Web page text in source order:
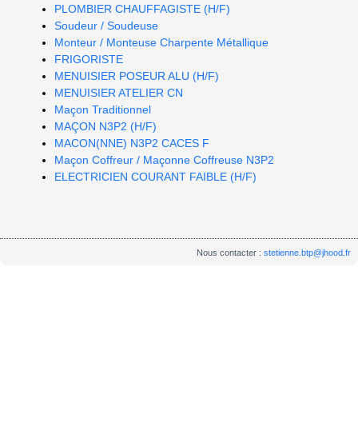
PLOMBIER CHAUFFAGISTE (H/F)
Soudeur / Soudeuse
Monteur / Monteuse Charpente Métallique
FRIGORISTE
MENUISIER POSEUR ALU (H/F)
MENUISIER ATELIER CN
Maçon Traditionnel
MAÇON N3P2 (H/F)
MACON(NNE) N3P2 CACES F
Maçon Coffreur / Maçonne Coffreuse N3P2
ELECTRICIEN COURANT FAIBLE (H/F)
Nous contacter :stetienne.btp@jhood.fr